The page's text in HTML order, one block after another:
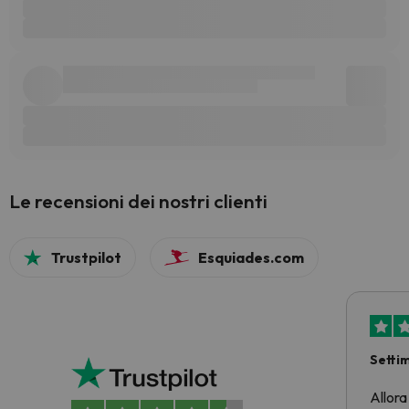
Le recensioni dei nostri clienti
Trustpilot Esquiades.com
Allora